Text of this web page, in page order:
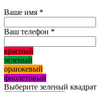
Ваше имя *
Ваш телефон *
красный
зеленый
оранжевый
фиолетовый
Выберите зеленый квадрат